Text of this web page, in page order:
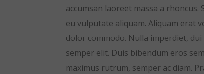
accumsan laoreet massa a
eu vulputate aliquam. Aliquam erat
dolor commodo. Nulla imperdiet,
semper elit. Duis bibendum eros
maximus rutrum, semper ac diam.